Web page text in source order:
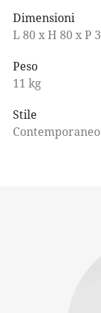
Dimensioni
L 80 x H 80 x P
Peso
11 kg
Stile
Contemporaneo